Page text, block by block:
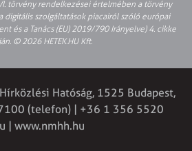
törvény rendelkezései értelmében a törvény
digitális szolgáltatások piacairól szóló európai
és a Tanács (EU) 2019/790 Irányelve) 4. cikke
© 2026 HETEK.HU Kft.
Hatóság, 1525 Budapest,
(telefon) | +36 1 356 5520
| www.nmhh.hu